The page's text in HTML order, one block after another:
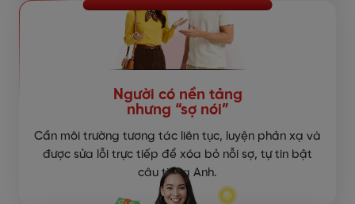
Người có nền tảng
nhưng “sợ nói”
Cần môi trường tương tác liên tục, luyện phản xạ và
được sửa lỗi trực tiếp để xóa bỏ nỗi sợ, tự tin bật
câu tiếng Anh.